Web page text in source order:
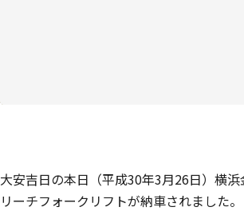
大安吉日の本日（平成30年3月26日）横
リーチフォークリフトが納車されました。